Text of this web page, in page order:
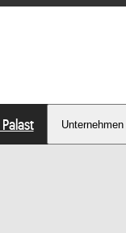
Unternehmen